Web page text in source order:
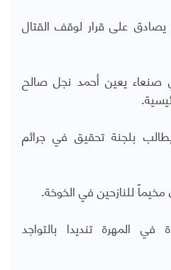
يصادق على قرار لوقف القتال
صنعاء يعين أحمد نجل صالح
بلجنة تحقيق في جرائم
في المهرة تنديدا بالتواجد